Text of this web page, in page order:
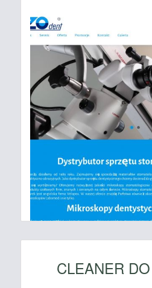
CLEANER